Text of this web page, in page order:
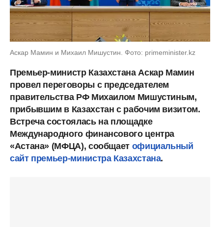
Аскар Мамин и Михаил Мишустин. Фото: primeminister.kz
Премьер-министр Казахстана Аскар Мамин
провел переговоры с председателем
правительства РФ Михаилом Мишустиным,
прибывшим в Казахстан с рабочим визитом.
Встреча состоялась на площадке
Международного финансового центра
«Астана» (МФЦА), сообщает официальный
сайт премьер-министра Казахстана.